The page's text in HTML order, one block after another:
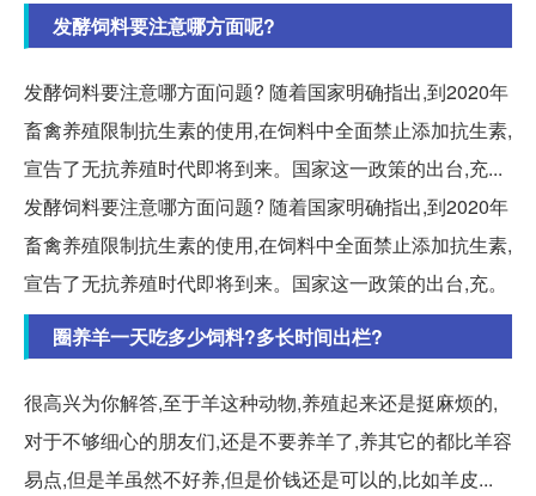
发酵饲料要注意哪方面呢?
发酵饲料要注意哪方面问题? 随着国家明确指出,到2020年
畜禽养殖限制抗生素的使用,在饲料中全面禁止添加抗生素,
宣告了无抗养殖时代即将到来。国家这一政策的出台,充...
发酵饲料要注意哪方面问题? 随着国家明确指出,到2020年
畜禽养殖限制抗生素的使用,在饲料中全面禁止添加抗生素,
宣告了无抗养殖时代即将到来。国家这一政策的出台,充。
圈养羊一天吃多少饲料?多长时间出栏?
很高兴为你解答,至于羊这种动物,养殖起来还是挺麻烦的,
对于不够细心的朋友们,还是不要养羊了,养其它的都比羊容
易点,但是羊虽然不好养,但是价钱还是可以的,比如羊皮...